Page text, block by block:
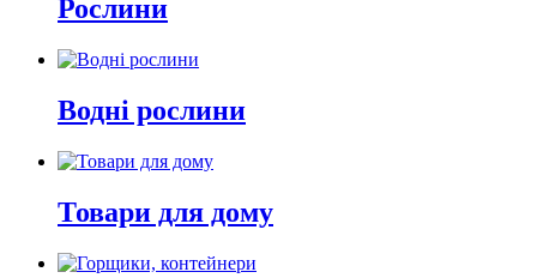
Рослини
Водні рослини
Товари для дому